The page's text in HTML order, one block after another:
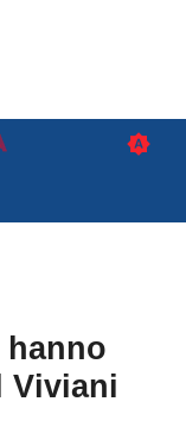
Viviani